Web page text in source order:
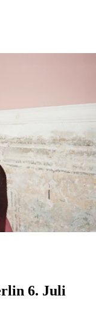
6. Juli